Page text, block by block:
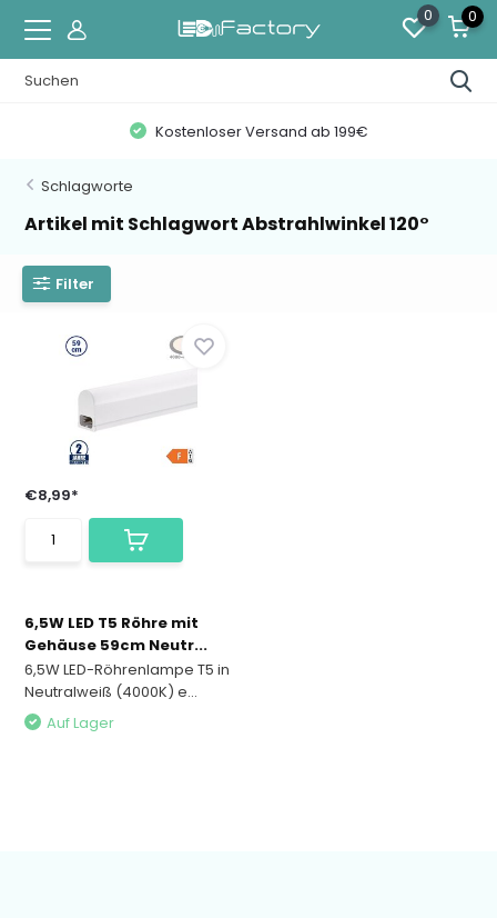
0 0
Kostenloser Versand ab 199€
Schlagworte
Artikel mit Schlagwort Abstrahlwinkel 120°
Filter
€8,99*
6,5W LED T5 Röhre mit
Gehäuse 59cm Neutr...
6,5W LED-Röhrenlampe T5 in
Neutralweiß (4000K) e...
Auf Lager